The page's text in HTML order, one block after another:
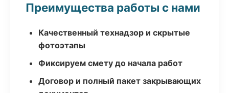
Преимущества работы с нами
Качественный технадзор и скрытые
фотоэтапы
Фиксируем смету до начала работ
Договор и полный пакет закрывающих